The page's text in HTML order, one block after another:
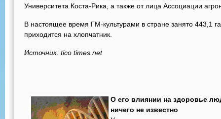
Университета Коста-Рика, а также от лица Ассоциации
В настоящее время ГМ-культурами в стране занято 443,1
приходится на хлопчатник.
Источник: tico times.net
О его влиянии на здоровье
ничего не известно